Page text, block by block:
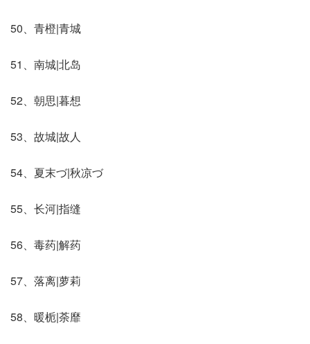
50、青橙|青城
51、南城|北岛
52、朝思|暮想
53、故城|故人
54、夏末づ|秋凉づ
55、长河|指缝
56、毒药|解药
57、落离|萝莉
58、暖栀|荼靡